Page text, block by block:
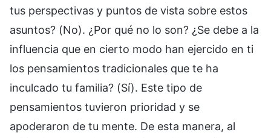
tus perspectivas y puntos de vista sobre estos
asuntos? (No). ¿Por qué no lo son? ¿Se debe a la
influencia que en cierto modo han ejercido en ti
los pensamientos tradicionales que te ha
inculcado tu familia? (Sí). Este tipo de
pensamientos tuvieron prioridad y se
apoderaron de tu mente. De esta manera, al